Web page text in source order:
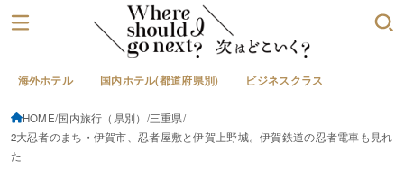
海外ホテル 国内ホテル(都道府県別) ビジネスクラス
HOME 国内旅行（県別）
三重県
2大忍者のまち・伊賀市、忍者屋敷と伊賀上野城。伊賀鉄道の忍者電車も見れ
た